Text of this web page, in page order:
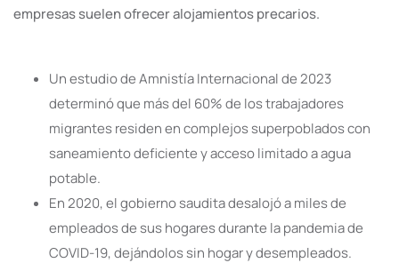
empresas suelen ofrecer alojamientos precarios.
Un estudio de Amnistía Internacional de 2023
determinó que más del 60% de los trabajadores
migrantes residen en complejos superpoblados con
saneamiento deficiente y acceso limitado a agua
potable.
En 2020, el gobierno saudita desalojó a miles de
empleados de sus hogares durante la pandemia de
COVID-19, dejándolos sin hogar y desempleados.